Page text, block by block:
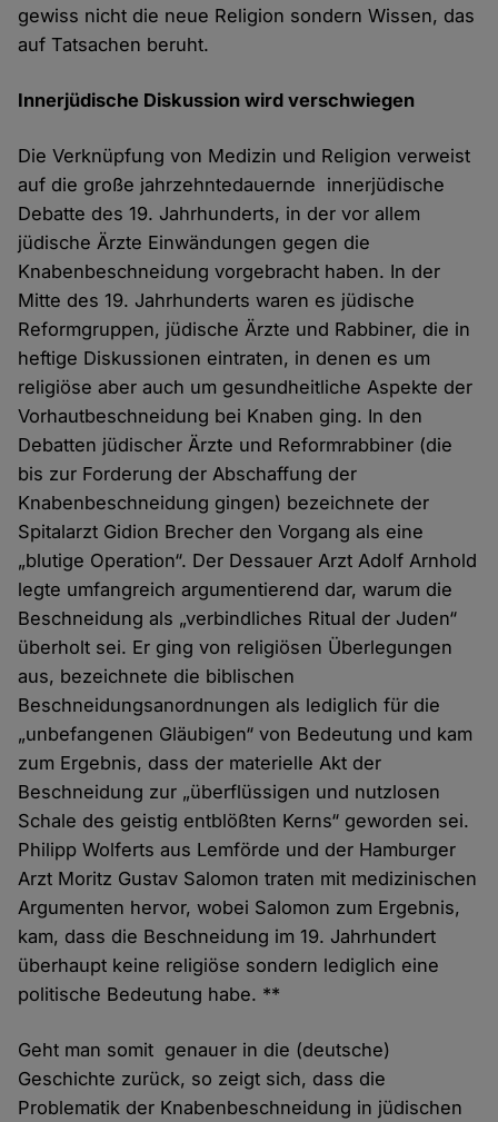
gewiss nicht die neue Religion sondern Wissen, das
auf Tatsachen beruht.
Innerjüdische Diskussion wird verschwiegen
Die Verknüpfung von Medizin und Religion verweist
auf die große jahrzehntedauernde innerjüdische
Debatte des 19. Jahrhunderts, in der vor allem
jüdische Ärzte Einwändungen gegen die
Knabenbeschneidung vorgebracht haben. In der
Mitte des 19. Jahrhunderts waren es jüdische
Reformgruppen, jüdische Ärzte und Rabbiner, die in
heftige Diskussionen eintraten, in denen es um
religiöse aber auch um gesundheitliche Aspekte der
Vorhautbeschneidung bei Knaben ging. In den
Debatten jüdischer Ärzte und Reformrabbiner (die
bis zur Forderung der Abschaffung der
Knabenbeschneidung gingen) bezeichnete der
Spitalarzt Gidion Brecher den Vorgang als eine
„blutige Operation“. Der Dessauer Arzt Adolf Arnhold
legte umfangreich argumentierend dar, warum die
Beschneidung als „verbindliches Ritual der Juden“
überholt sei. Er ging von religiösen Überlegungen
aus, bezeichnete die biblischen
Beschneidungsanordnungen als lediglich für die
„unbefangenen Gläubigen“ von Bedeutung und kam
zum Ergebnis, dass der materielle Akt der
Beschneidung zur „überflüssigen und nutzlosen
Schale des geistig entblößten Kerns“ geworden sei.
Philipp Wolferts aus Lemförde und der Hamburger
Arzt Moritz Gustav Salomon traten mit medizinischen
Argumenten hervor, wobei Salomon zum Ergebnis,
kam, dass die Beschneidung im 19. Jahrhundert
überhaupt keine religiöse sondern lediglich eine
politische Bedeutung habe. **
Geht man somit genauer in die (deutsche)
Geschichte zurück, so zeigt sich, dass die
Problematik der Knabenbeschneidung in jüdischen